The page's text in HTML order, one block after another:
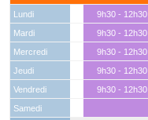
Lundi 9h30 - 12h30
Mardi
9h30 - 12h30
Mercredi
9h30 - 12h30
Jeudi
9h30 - 12h30
Vendredi
9h30 - 12h30
Samedi